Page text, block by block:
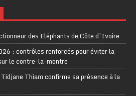
des Eléphants de Côte d’Ivoire
: contrôles renforcés pour éviter la
le contre-la-montre
Thiam confirme sa présence à la